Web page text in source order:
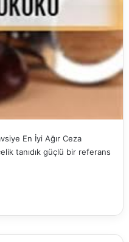
En İyi Ağır Ceza
tanıdık güçlü bir referans